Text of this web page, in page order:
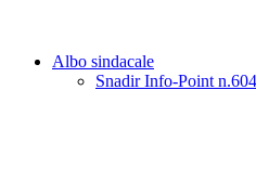
Albo sindacale
Snadir Info-Point